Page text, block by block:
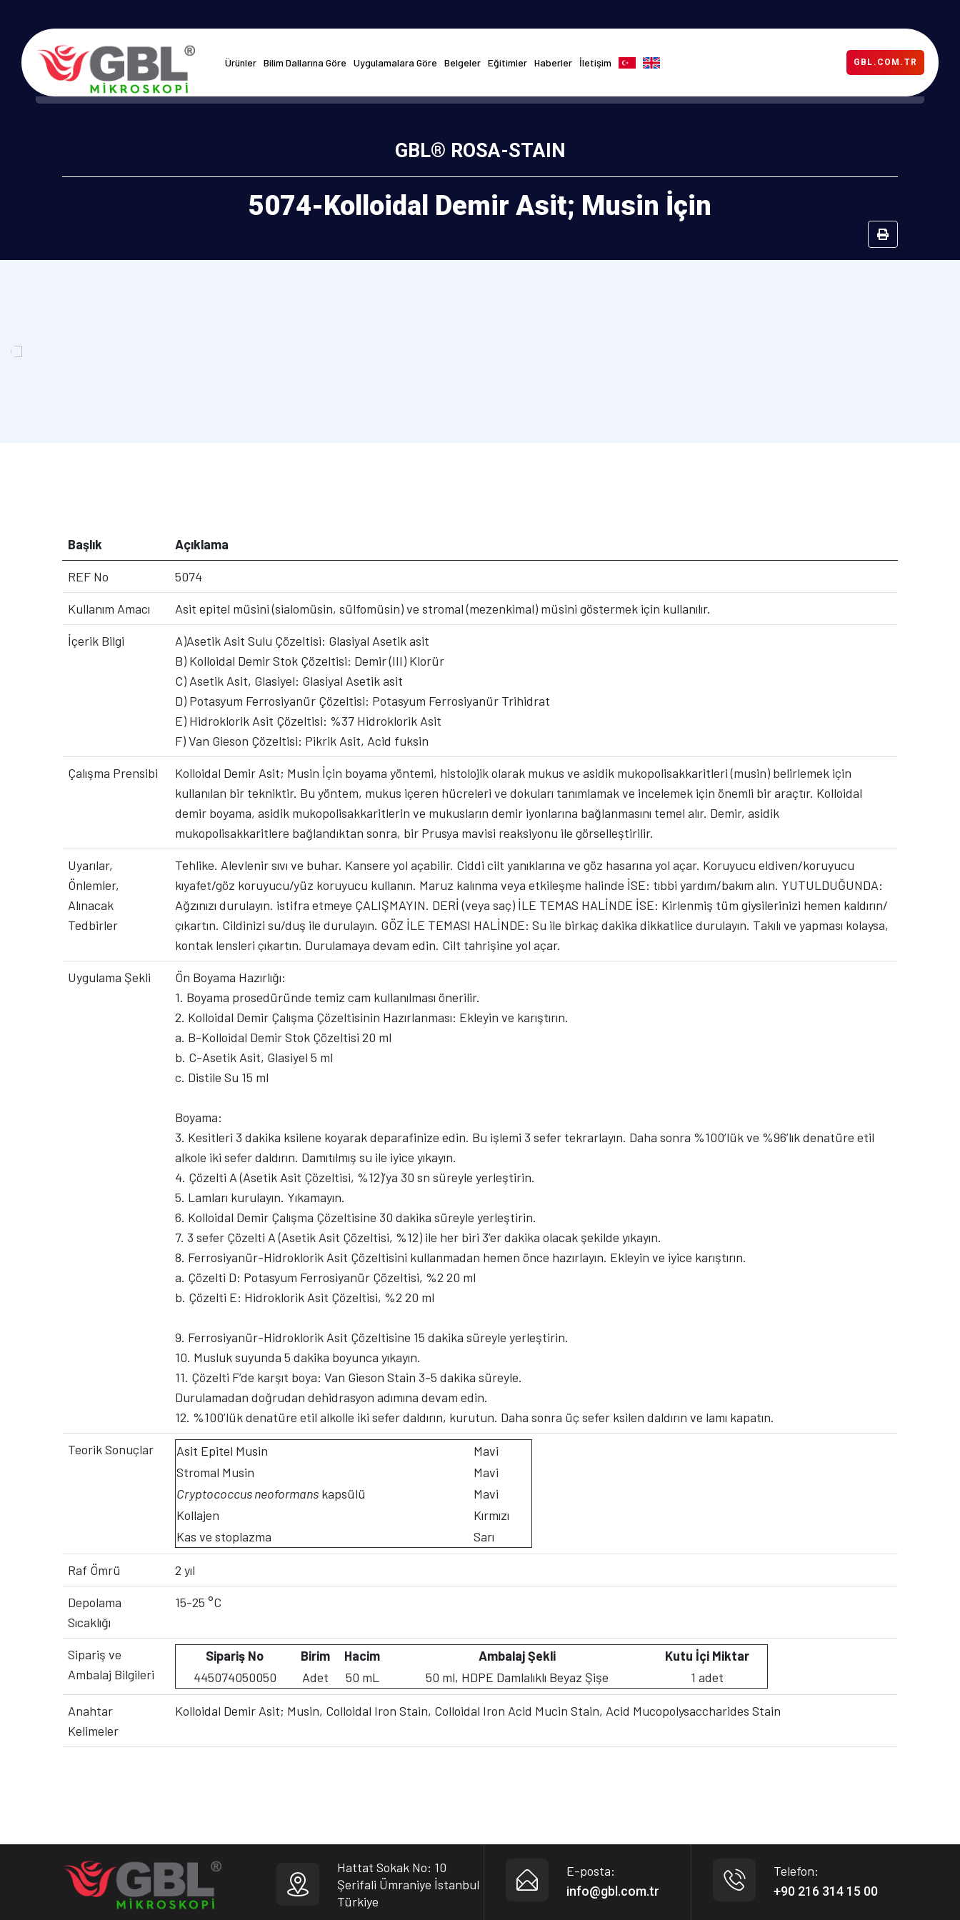
Ürünler Bilim Dallarına Göre Uygulamalara Göre Belgeler Eğitimler Haberler İletişim GBL.COM.TR
GBL® ROSA-STAIN
5074-Kolloidal Demir Asit; Musin İçin
Başlık Açıklama
REF No 5074
Kullanım Amacı Asit epitel müsini (sialomüsin, sülfomüsin) ve stromal (mezenkimal) müsini göstermek için kullanılır.
İçerik Bilgi
A)Asetik Asit Sulu Çözeltisi: Glasiyal Asetik asit
B) Kolloidal Demir Stok Çözeltisi: Demir (III) Klorür
C) Asetik Asit, Glasiyel: Glasiyal Asetik asit
D) Potasyum Ferrosiyanür Çözeltisi: Potasyum Ferrosiyanür Trihidrat
E) Hidroklorik Asit Çözeltisi: %37 Hidroklorik Asit
F) Van Gieson Çözeltisi: Pikrik Asit, Acid fuksin
Çalışma Prensibi
Kolloidal Demir Asit; Musin İçin boyama yöntemi, histolojik olarak mukus ve asidik mukopolisakkaritleri (musin) belirlemek için
kullanılan bir tekniktir. Bu yöntem, mukus içeren hücreleri ve dokuları tanımlamak ve incelemek için önemli bir araçtır. Kolloidal
demir boyama, asidik mukopolisakkaritlerin ve mukusların demir iyonlarına bağlanmasını temel alır. Demir, asidik
mukopolisakkaritlere bağlandıktan sonra, bir Prusya mavisi reaksiyonu ile görselleştirilir.
Uyarılar,
Önlemler,
Alınacak
Tedbirler
Tehlike. Alevlenir sıvı ve buhar. Kansere yol açabilir. Ciddi cilt yanıklarına ve göz hasarına yol açar. Koruyucu eldiven/koruyucu
kıyafet/göz koruyucu/yüz koruyucu kullanın. Maruz kalınma veya etkileşme halinde İSE: tıbbi yardım/bakım alın. YUTULDUĞUNDA:
Ağzınızı durulayın. istifra etmeye ÇALIŞMAYIN. DERİ (veya saç) İLE TEMAS HALİNDE İSE: Kirlenmiş tüm giysilerinizi hemen kaldırın/
çıkartın. Cildinizi su/duş ile durulayın. GÖZ İLE TEMASI HALİNDE: Su ile birkaç dakika dikkatlice durulayın. Takılı ve yapması kolaysa,
kontak lensleri çıkartın. Durulamaya devam edin. Cilt tahrişine yol açar.
Uygulama Şekli
Ön Boyama Hazırlığı:
1. Boyama prosedüründe temiz cam kullanılması önerilir.
2. Kolloidal Demir Çalışma Çözeltisinin Hazırlanması: Ekleyin ve karıştırın.
a. B-Kolloidal Demir Stok Çözeltisi 20 ml
b. C-Asetik Asit, Glasiyel 5 ml
c. Distile Su 15 ml
Boyama:
3. Kesitleri 3 dakika ksilene koyarak deparafinize edin. Bu işlemi 3 sefer tekrarlayın. Daha sonra %100’lük ve %96’lık denatüre etil
alkole iki sefer daldırın. Damıtılmış su ile iyice yıkayın.
4. Çözelti A (Asetik Asit Çözeltisi, %12)’ya 30 sn süreyle yerleştirin.
5. Lamları kurulayın. Yıkamayın.
6. Kolloidal Demir Çalışma Çözeltisine 30 dakika süreyle yerleştirin.
7. 3 sefer Çözelti A (Asetik Asit Çözeltisi, %12) ile her biri 3’er dakika olacak şekilde yıkayın.
8. Ferrosiyanür-Hidroklorik Asit Çözeltisini kullanmadan hemen önce hazırlayın. Ekleyin ve iyice karıştırın.
a. Çözelti D: Potasyum Ferrosiyanür Çözeltisi, %2 20 ml
b. Çözelti E: Hidroklorik Asit Çözeltisi, %2 20 ml
9. Ferrosiyanür-Hidroklorik Asit Çözeltisine 15 dakika süreyle yerleştirin.
10. Musluk suyunda 5 dakika boyunca yıkayın.
11. Çözelti F’de karşıt boya: Van Gieson Stain 3-5 dakika süreyle.
Durulamadan doğrudan dehidrasyon adımına devam edin.
12. %100’lük denatüre etil alkolle iki sefer daldırın, kurutun. Daha sonra üç sefer ksilen daldırın ve lamı kapatın.
Teorik Sonuçlar Asit Epitel Musin
Mavi
Stromal Musin
Mavi
Cryptococcus neoformans kapsülü
Mavi
Kollajen
Kırmızı
Kas ve stoplazma
Sarı
Raf Ömrü 2 yıl
Depolama
Sıcaklığı
15-25 °C
Sipariş ve
Ambalaj Bilgileri
Sipariş No Birim Hacim Ambalaj Şekli
Kutu İçi Miktar
445074050050
Adet 50 mL 50 ml, HDPE Damlalıklı Beyaz Şişe 1 adet
Anahtar
Kelimeler
Kolloidal Demir Asit; Musin, Colloidal Iron Stain, Colloidal Iron Acid Mucin Stain, Acid Mucopolysaccharides Stain
Hattat Sokak No: 10
Şerifali Ümraniye İstanbul
Türkiye
E-posta:
info@gbl.com.tr
Telefon:
+90 216 314 15 00